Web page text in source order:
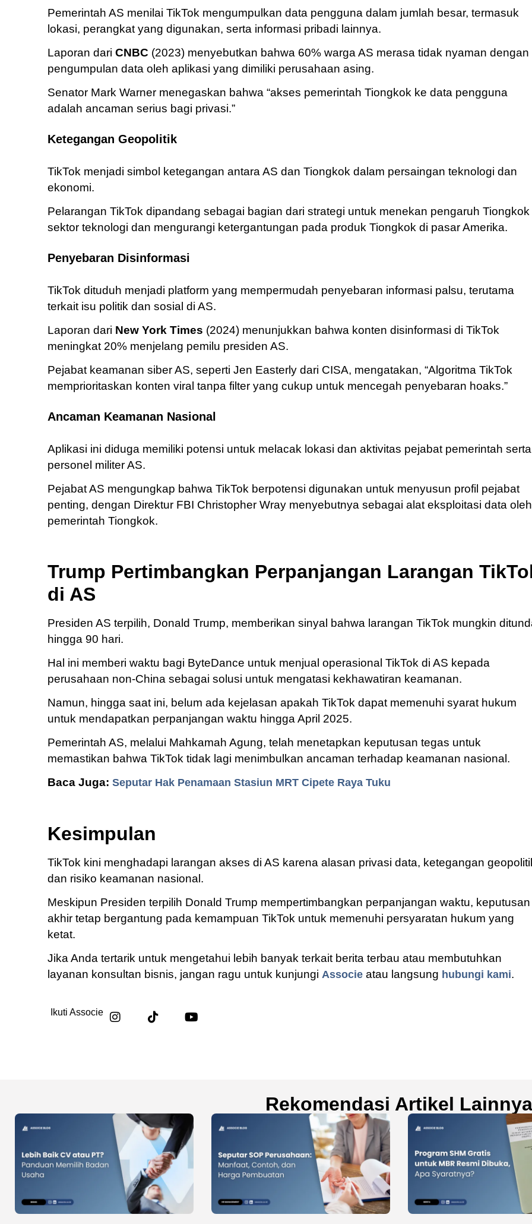
Pemerintah AS menilai TikTok mengumpulkan data pengguna dalam jumlah besar, termasuk
lokasi, perangkat yang digunakan, serta informasi pribadi lainnya.
Laporan dari CNBC (2023) menyebutkan bahwa 60% warga AS merasa tidak nyaman dengan
pengumpulan data oleh aplikasi yang dimiliki perusahaan asing.
Senator Mark Warner menegaskan bahwa “akses pemerintah Tiongkok ke data pengguna
adalah ancaman serius bagi privasi.”
Ketegangan Geopolitik
TikTok menjadi simbol ketegangan antara AS dan Tiongkok dalam persaingan teknologi dan
ekonomi.
Pelarangan TikTok dipandang sebagai bagian dari strategi untuk menekan pengaruh Tiongkok
sektor teknologi dan mengurangi ketergantungan pada produk Tiongkok di pasar Amerika.
Penyebaran Disinformasi
TikTok dituduh menjadi platform yang mempermudah penyebaran informasi palsu, terutama
terkait isu politik dan sosial di AS.
Laporan dari New York Times (2024) menunjukkan bahwa konten disinformasi di TikTok
meningkat 20% menjelang pemilu presiden AS.
Pejabat keamanan siber AS, seperti Jen Easterly dari CISA, mengatakan, “Algoritma TikTok
memprioritaskan konten viral tanpa filter yang cukup untuk mencegah penyebaran hoaks.”
Ancaman Keamanan Nasional
Aplikasi ini diduga memiliki potensi untuk melacak lokasi dan aktivitas pejabat pemerintah serta
personel militer AS.
Pejabat AS mengungkap bahwa TikTok berpotensi digunakan untuk menyusun profil pejabat
penting, dengan Direktur FBI Christopher Wray menyebutnya sebagai alat eksploitasi data oleh
pemerintah Tiongkok.
Trump Pertimbangkan Perpanjangan Larangan
di AS
Presiden AS terpilih, Donald Trump, memberikan sinyal bahwa larangan TikTok mungkin
hingga 90 hari.
Hal ini memberi waktu bagi ByteDance untuk menjual operasional TikTok di AS kepada
perusahaan non-China sebagai solusi untuk mengatasi kekhawatiran keamanan.
Namun, hingga saat ini, belum ada kejelasan apakah TikTok dapat memenuhi syarat hukum
untuk mendapatkan perpanjangan waktu hingga April 2025.
Pemerintah AS, melalui Mahkamah Agung, telah menetapkan keputusan tegas untuk
memastikan bahwa TikTok tidak lagi menimbulkan ancaman terhadap keamanan nasional.
Baca Juga: Seputar Hak Penamaan Stasiun MRT Cipete Raya Tuku
Kesimpulan
TikTok kini menghadapi larangan akses di AS karena alasan privasi data, ketegangan
dan risiko keamanan nasional.
Meskipun Presiden terpilih Donald Trump mempertimbangkan perpanjangan waktu, keputusan
akhir tetap bergantung pada kemampuan TikTok untuk memenuhi persyaratan hukum yang
ketat.
Jika Anda tertarik untuk mengetahui lebih banyak terkait berita terbau atau membutuhkan
layanan konsultan bisnis, jangan ragu untuk kunjungi Associe atau langsung hubungi kami.
Ikuti Associe
Rekomendasi Artikel Lainnya